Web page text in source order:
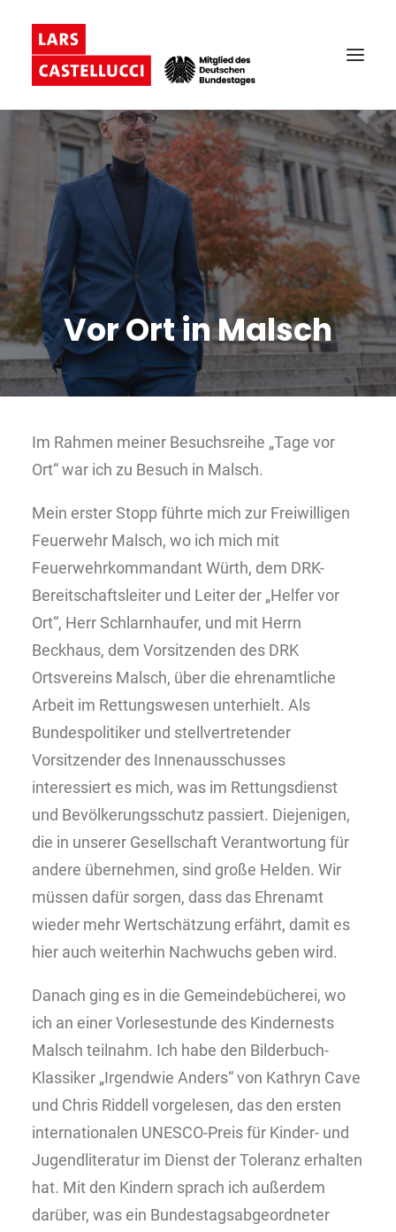
Vor Ort in Malsch
Im Rahmen meiner Besuchsreihe „Tage vor
Ort“ war ich zu Besuch in Malsch.
Mein erster Stopp führte mich zur Freiwilligen
Feuerwehr Malsch, wo ich mich mit
Feuerwehrkommandant Würth, dem DRK-
Bereitschaftsleiter und Leiter der „Helfer vor
Ort“, Herr Schlarnhaufer, und mit Herrn
Beckhaus, dem Vorsitzenden des DRK
Ortsvereins Malsch, über die ehrenamtliche
Arbeit im Rettungswesen unterhielt. Als
Bundespolitiker und stellvertretender
Vorsitzender des Innenausschusses
interessiert es mich, was im Rettungsdienst
und Bevölkerungsschutz passiert. Diejenigen,
die in unserer Gesellschaft Verantwortung für
andere übernehmen, sind große Helden. Wir
müssen dafür sorgen, dass das Ehrenamt
wieder mehr Wertschätzung erfährt, damit es
hier auch weiterhin Nachwuchs geben wird.
Danach ging es in die Gemeindebücherei, wo
ich an einer Vorlesestunde des Kindernests
Malsch teilnahm. Ich habe den Bilderbuch-
Klassiker „Irgendwie Anders“ von Kathryn Cave
und Chris Riddell vorgelesen, das den ersten
internationalen UNESCO-Preis für Kinder- und
Jugendliteratur im Dienst der Toleranz erhalten
hat. Mit den Kindern sprach ich außerdem
darüber, was ein Bundestagsabgeordneter